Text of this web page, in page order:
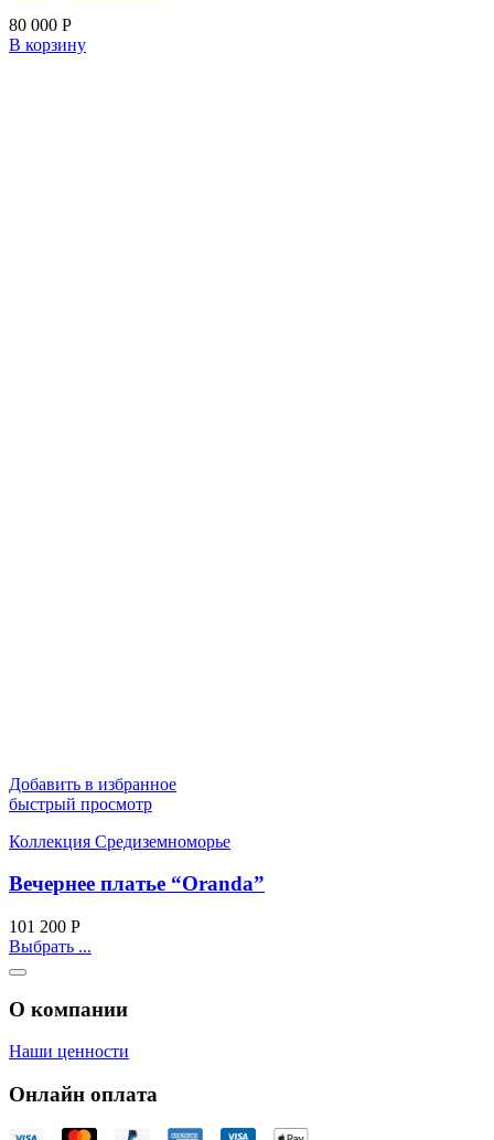
80 000 Р
В корзину
Добавить в избранное
быстрый просмотр
Коллекция Средиземноморье
Вечернее платье “Oranda”
101 200 Р
Выбрать ...
О компании
Наши ценности
Онлайн оплата